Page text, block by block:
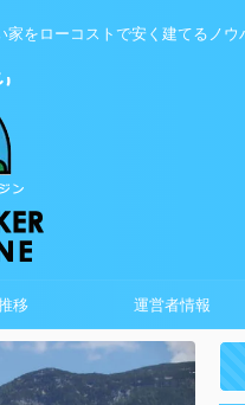
をローコストで安く建てるノウ
移 運営者情報